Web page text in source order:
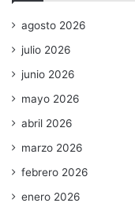
agosto 2026
julio 2026
junio 2026
mayo 2026
abril 2026
marzo 2026
febrero 2026
enero 2026